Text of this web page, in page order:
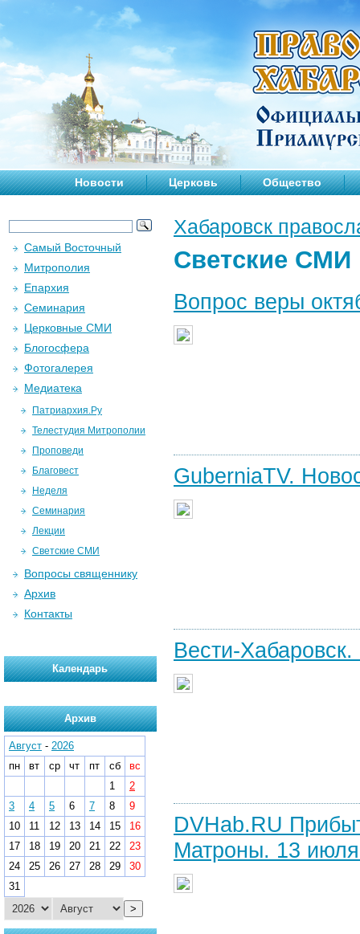
Новости Церковь Общество
Хабаровск
Светские СМИ
Вопрос веры
GuberniaTV.
Вести-
DVHab.RU
Матроны. 13 июля
Самый Восточный
Митрополия
Епархия
Семинария
Церковные СМИ
Блогосфера
Фотогалерея
Медиатека
Патриархия.Ру
Телестудия Митрополии
Проповеди
Благовест
Неделя
Семинария
Лекции
Светские СМИ
Вопросы священнику
Архив
Контакты
Календарь
Архив
Август - 2026
пн
вт ср чт пт сб
вс
1
2
3
4 5 6 7 8
9
10
11 12 13 14 15
16
17
18 19 20 21 22
23
24
25 26 27 28 29
30
31
>